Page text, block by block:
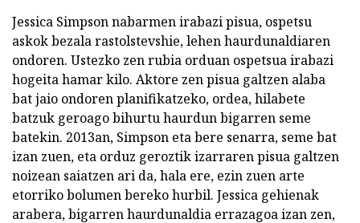
Jessica Simpson nabarmen irabazi pisua, ospetsu
askok bezala rastolstevshie, lehen haurdunaldiaren
ondoren. Ustezko zen rubia orduan ospetsua irabazi
hogeita hamar kilo. Aktore zen pisua galtzen alaba
bat jaio ondoren planifikatzeko, ordea, hilabete
batzuk geroago bihurtu haurdun bigarren seme
batekin. 2013an, Simpson eta bere senarra, seme bat
izan zuen, eta orduz geroztik izarraren pisua galtzen
noizean saiatzen ari da, hala ere, ezin zuen arte
etorriko bolumen bereko hurbil. Jessica gehienak
arabera, bigarren haurdunaldia errazagoa izan zen,